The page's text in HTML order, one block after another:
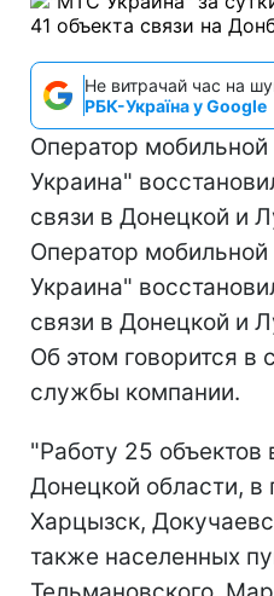
Не витрачай час на
РБК-Україна у Google
Оператор
Украина"
связи в Донецкой и
Оператор
Украина"
связи в Донецкой и
Об этом говорится в
службы компании.
"Работу 25 объектов
Донецкой области, в
Харцызск,
также населенных